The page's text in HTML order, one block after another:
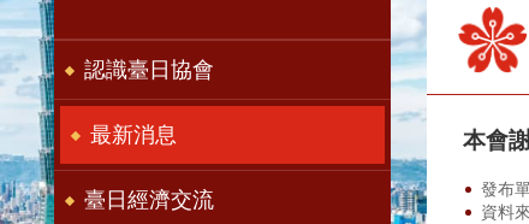
認識臺日協會
最新消息
臺日經濟交流
本會
發布
資料